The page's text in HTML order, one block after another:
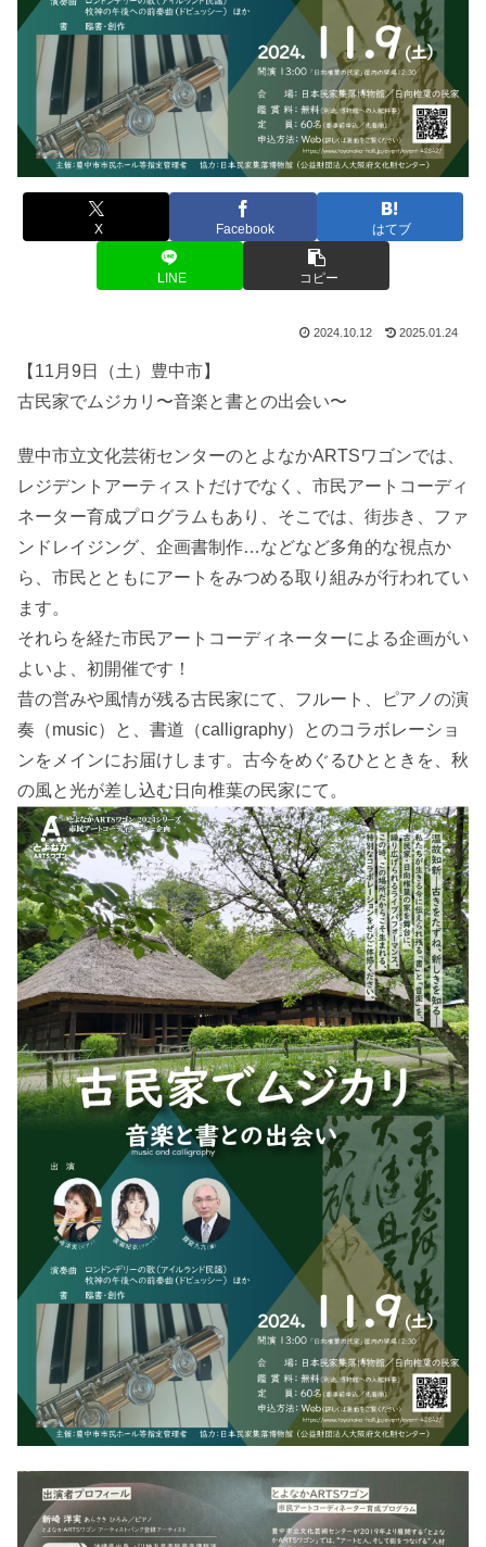
X Facebook はてブ
LINE コピー
2024.10.12 2025.01.24
【11月9日（土）豊中市】
古民家でムジカリ〜音楽と書との出会い〜
豊中市立文化芸術センターのとよなかARTSワゴンでは、
レジデントアーティストだけでなく、市民アートコーディ
ネーター育成プログラムもあり、そこでは、街歩き、ファ
ンドレイジング、企画書制作…などなど多角的な視点か
ら、市民とともにアートをみつめる取り組みが行われてい
ます。
それらを経た市民アートコーディネーターによる企画がい
よいよ、初開催です！
昔の営みや風情が残る古民家にて、フルート、ピアノの演
奏（music）と、書道（calligraphy）とのコラボレーショ
ンをメインにお届けします。古今をめぐるひとときを、秋
の風と光が差し込む日向椎葉の民家にて。